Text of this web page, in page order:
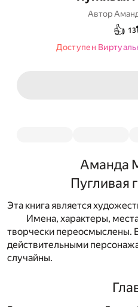
Автор
👍 13
Доступен
Аманда
Пугливая
Эта книга является
Имена, характеры,
творчески переосмыслены.
действительными
случайны.